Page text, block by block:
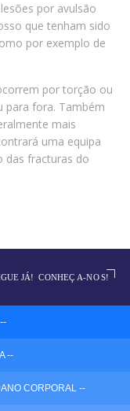
por avulsão
que tenham sido
por exemplo de
por torção ou
para fora. Também
mais
uma equipa
das fracturas do
--
CORPORAL --